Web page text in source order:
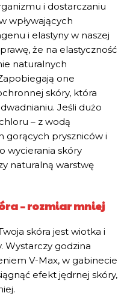
i dostarczaniu
wpływających
i elastyny w naszej
że na elastyczność
naturalnych
one
skóry, która
Jeśli dużo
– z wodą
gorących pryszniców i
wycierania skóry
naturalną warstwę
– rozmiar mniej
skóra jest wiotka i
Wystarczy godzina
V-Max, w gabinecie
efekt jędrnej skóry,